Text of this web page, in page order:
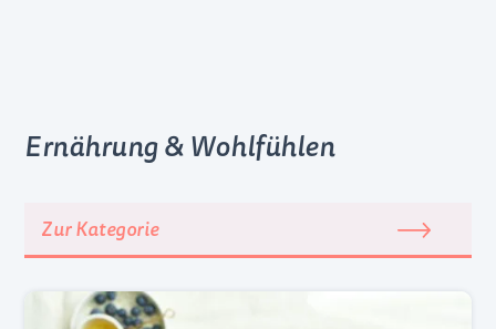
Ernährung & Wohlfühlen
Zur Kategorie